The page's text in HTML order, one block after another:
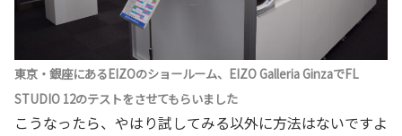
東京・銀座にあるEIZOのショールーム、EIZO Galleria GinzaでFL
STUDIO 12のテストをさせてもらいました
こうなったら、やはり試してみる以外に方法はないですよ